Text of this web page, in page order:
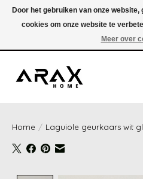
VERZENDING TUSSEN 1 en 3
(onder de 35,00€ = 3,95€ verzendkosten)
Home / Laguiole geurkaars wit
Door het gebruiken van onze
cookies om onze website te
Meer over